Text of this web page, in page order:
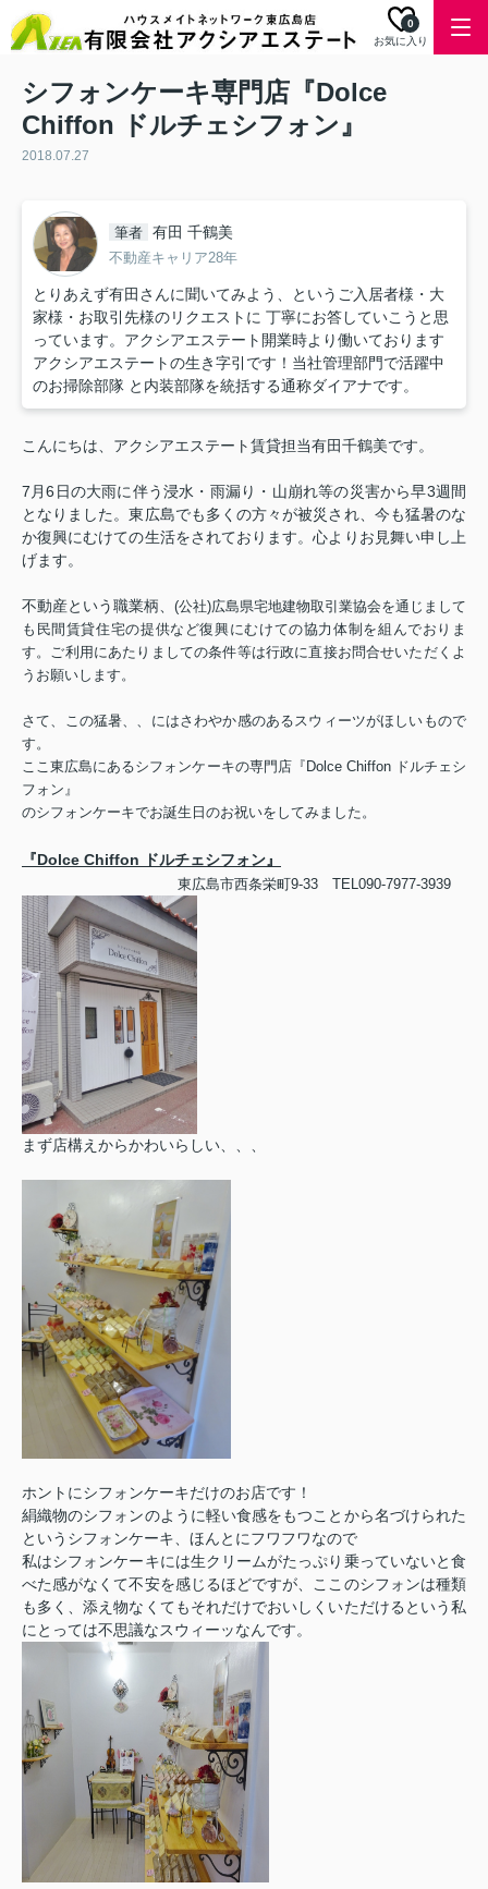
お気に入り
0
シフォンケーキ専門店『Dolce
Chiffon ドルチェシフォン』
2018.07.27
筆者 有田 千鶴美
不動産キャリア28年
とりあえず有田さんに聞いてみよう、というご入居者様・大
家様・お取引先様のリクエストに 丁寧にお答していこうと思
っています。アクシアエステート開業時より働いております
アクシアエステートの生き字引です！当社管理部門で活躍中
のお掃除部隊 と内装部隊を統括する通称ダイアナです。
こんにちは、アクシアエステート賃貸担当有田千鶴美です。
7月6日の大雨に伴う浸水・雨漏り・山崩れ等の災害から早3週間
となりました。東広島でも多くの方々が被災され、今も猛暑のな
か復興にむけての生活をされております。心よりお見舞い申し上
げます。
不動産という職業柄、 (公社)広島県宅地建物取引業協会を通じまして
も民間賃貸住宅の提供など復興にむけての協力体制を組んでおりま
す。ご利用にあたりましての条件等は行政に直接お問合せいただくよ
うお願いします。
さて、この猛暑、、にはさわやか感のあるスウィーツがほしいもので
す。
ここ東広島にあるシフォンケーキの専門店『Dolce Chiffon ドルチェシ
フォン』
のシフォンケーキでお誕生日のお祝いをしてみました。
『Dolce Chiffon ドルチェシフォン』
東広島市西条栄町9-33 TEL090-7977-3939
まず店構えからかわいらしい、、、
ホントにシフォンケーキだけのお店です！
絹織物のシフォンのように軽い食感をもつことから名づけられた
というシフォンケーキ、ほんとにフワフワなので
私はシフォンケーキには生クリームがたっぷり乗っていないと食
べた感がなくて不安を感じるほどですが、ここのシフォンは種類
も多く、添え物なくてもそれだけでおいしくいただけるという私
にとっては不思議なスウィーッなんです。